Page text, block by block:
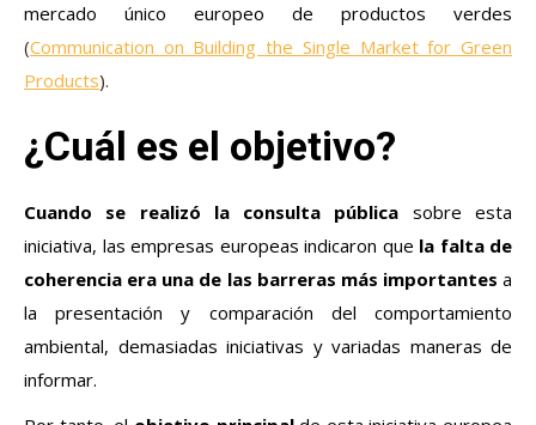
mercado único europeo de productos verdes
(Communication on Building the Single Market for Green
Products).
¿Cuál es el objetivo?
Cuando se realizó la consulta pública sobre esta
iniciativa, las empresas europeas indicaron que la falta de
coherencia era una de las barreras más importantes a
la presentación y comparación del comportamiento
ambiental, demasiadas iniciativas y variadas maneras de
informar.